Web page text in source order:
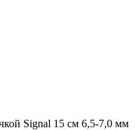
Signal 15 см 6,5-7,0 мм